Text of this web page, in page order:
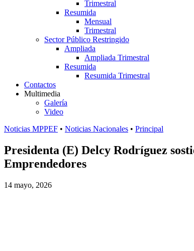
Trimestral
Resumida
Mensual
Trimestral
Sector Público Restringido
Ampliada
Ampliada Trimestral
Resumida
Resumida Trimestral
Contactos
Multimedia
Galería
Video
Noticias MPPEF • Noticias Nacionales • Principal
Presidenta (E) Delcy Rodríguez
Emprendedores
14 mayo, 2026